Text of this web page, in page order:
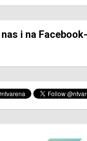
i na